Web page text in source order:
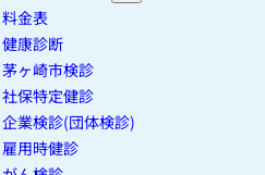
料金表
健康診断
茅ヶ崎市検診
社保特定健診
企業検診(団体検診)
雇用時健診